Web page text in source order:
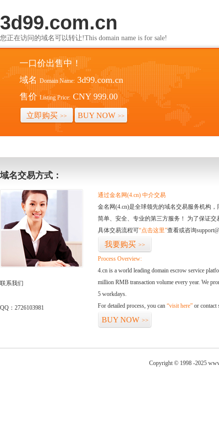
3d99.com.cn
您正在访问的域名可以转让!This domain name is for sale!
一口价出售中！
域名 Domain Name: 3d99.com.cn
售价 Listing Price: CNY 999.00
立即购买 >> BUY NOW >>
域名交易方式：
联系我们
QQ：2726103981
通过金名网(4.cn) 中介交易
金名网(4.cn)是全球领先的域名交易服务机构
简单、安全、专业的第三方服务！ 为了保证
具体交易流程可“点击这里”查看或咨询
我要购买 >>
Process Overview:
4.cn is a world leading domain escrow service
million RMB transaction volume every year. We
5 workdays.
For detailed process, you can “visit here” or contact
BUY NOW >>
Copyright © 1998 -2025